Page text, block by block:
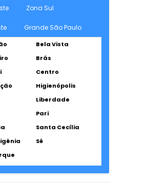
Zona Sul
Grande São Paulo
Bela Vista
Brás
Centro
Higienópolis
Liberdade
Pari
Santa Cecília
Sé